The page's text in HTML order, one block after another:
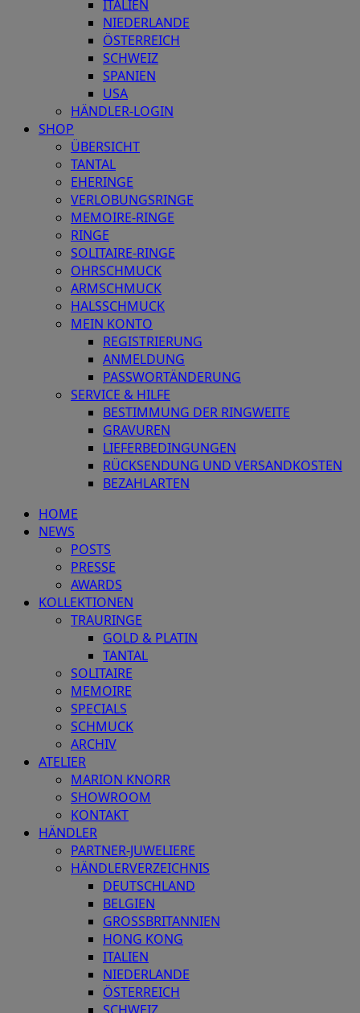
ITALIEN
NIEDERLANDE
ÖSTERREICH
SCHWEIZ
SPANIEN
USA
HÄNDLER-LOGIN
SHOP
ÜBERSICHT
TANTAL
EHERINGE
VERLOBUNGSRINGE
MEMOIRE-RINGE
RINGE
SOLITAIRE-RINGE
OHRSCHMUCK
ARMSCHMUCK
HALSSCHMUCK
MEIN KONTO
REGISTRIERUNG
ANMELDUNG
PASSWORTÄNDERUNG
SERVICE & HILFE
BESTIMMUNG DER RINGWEITE
GRAVUREN
LIEFERBEDINGUNGEN
RÜCKSENDUNG UND VERSANDKOSTEN
BEZAHLARTEN
HOME
NEWS
POSTS
PRESSE
AWARDS
KOLLEKTIONEN
TRAURINGE
GOLD & PLATIN
TANTAL
SOLITAIRE
MEMOIRE
SPECIALS
SCHMUCK
ARCHIV
ATELIER
MARION KNORR
SHOWROOM
KONTAKT
HÄNDLER
PARTNER-JUWELIERE
HÄNDLERVERZEICHNIS
DEUTSCHLAND
BELGIEN
GROSSBRITANNIEN
HONG KONG
ITALIEN
NIEDERLANDE
ÖSTERREICH